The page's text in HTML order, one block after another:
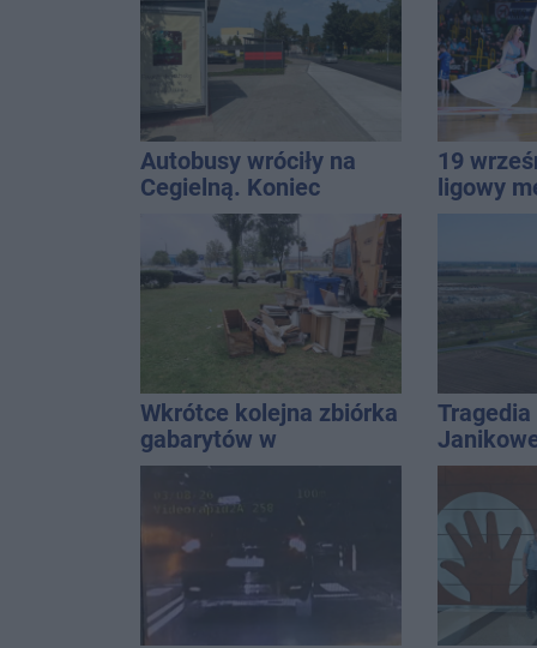
Autobusy wróciły na
Cegielną. Koniec
remontu zatok
19
ligowy
Wkrótce kolejna zbiórka
gabarytów w
Inowrocławiu
Tragedia